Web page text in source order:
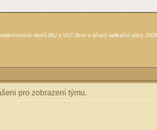
oborů MU a VUT Brno s účastí aplikační sféry
pro zobrazení týmu.